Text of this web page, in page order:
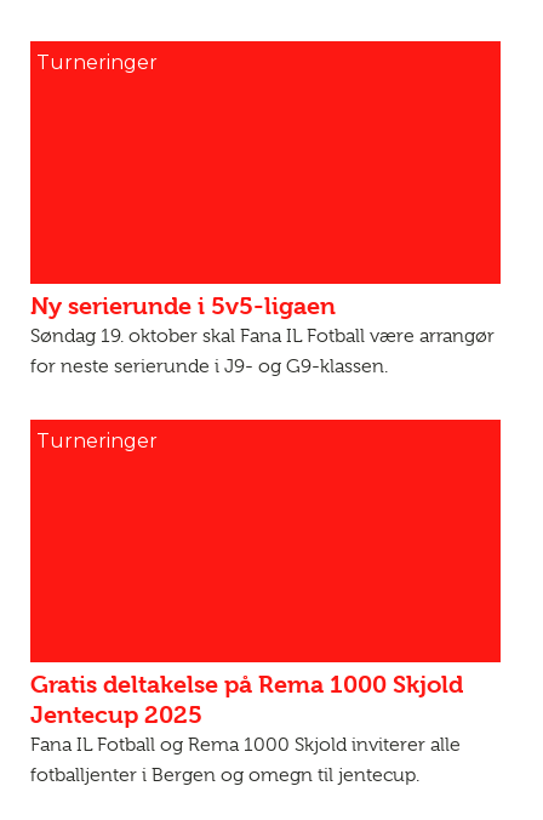
Turneringer
Ny serierunde i 5v5-ligaen
Søndag 19. oktober skal Fana IL Fotball være arrangør
for neste serierunde i J9- og G9-klassen.
Turneringer
Gratis deltakelse på Rema 1000 Skjold
Jentecup 2025
Fana IL Fotball og Rema 1000 Skjold inviterer alle
fotballjenter i Bergen og omegn til jentecup.